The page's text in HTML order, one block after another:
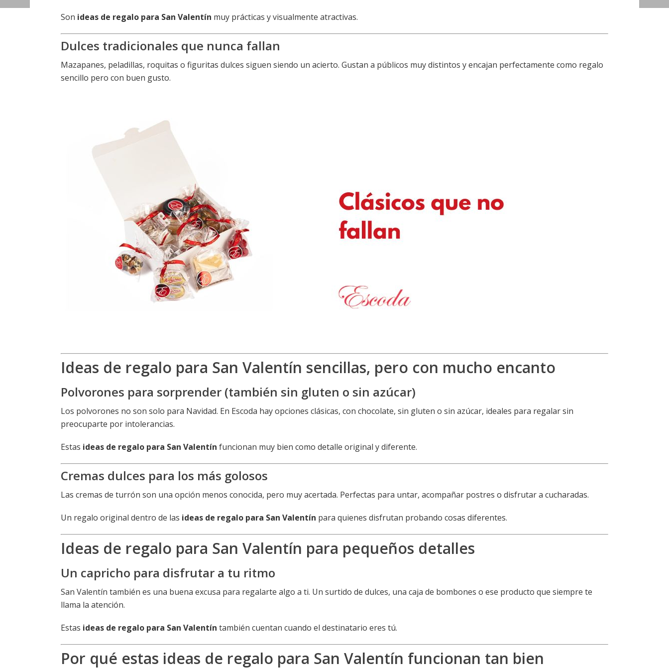
Son ideas de regalo para San Valentín muy prácticas y visualmente atractivas.
Dulces tradicionales que nunca fallan
Mazapanes, peladillas, roquitas o figuritas dulces siguen siendo un acierto. Gustan a públicos muy distintos y encajan perfectamente como regalo
sencillo pero con buen gusto.
Ideas de regalo para San Valentín sencillas, pero con mucho encanto
Polvorones para sorprender (también sin gluten o sin azúcar)
Los polvorones no son solo para Navidad. En Escoda hay opciones clásicas, con chocolate, sin gluten o sin azúcar, ideales para regalar sin
preocuparte por intolerancias.
Estas ideas de regalo para San Valentín funcionan muy bien como detalle original y diferente.
Cremas dulces para los más golosos
Las cremas de turrón son una opción menos conocida, pero muy acertada. Perfectas para untar, acompañar postres o disfrutar a cucharadas.
Un regalo original dentro de las ideas de regalo para San Valentín para quienes disfrutan probando cosas diferentes.
Ideas de regalo para San Valentín para pequeños detalles
Un capricho para disfrutar a tu ritmo
San Valentín también es una buena excusa para regalarte algo a ti. Un surtido de dulces, una caja de bombones o ese producto que siempre te
llama la atención.
Estas ideas de regalo para San Valentín también cuentan cuando el destinatario eres tú.
Por qué estas ideas de regalo para San Valentín funcionan tan bien